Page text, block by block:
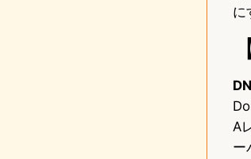
に
A
ー